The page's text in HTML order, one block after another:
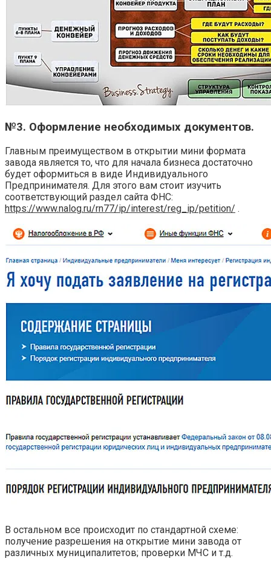
№3. Оформление необходимых документов.
Главным преимуществом в открытии мини формата
завода является то, что для начала бизнеса достаточно
будет оформиться в виде Индивидуального
Предпринимателя. Для этого вам стоит изучить
соответствующий раздел сайта ФНС:
https://www.nalog.ru/rn77/ip/interest/reg_ip/petition/ .
В остальном все происходит по стандартной схеме:
получение разрешения на открытие мини завода от
различных муниципалитетов; проверки МЧС и т.д.